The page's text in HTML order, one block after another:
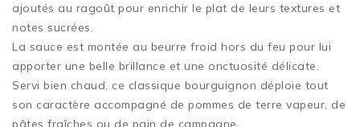
ajoutés au ragoût pour enrichir le plat de leurs textures et
notes sucrées.
La sauce est montée au beurre froid hors du feu pour lui
apporter une belle brillance et une onctuosité délicate.
Servi bien chaud, ce classique bourguignon déploie tout
son caractère accompagné de pommes de terre vapeur, de
pâtes fraîches ou de pain de campagne.